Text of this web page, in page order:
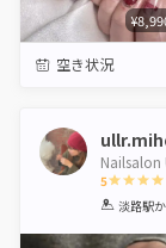
空き状況
Nailsalon
5
1 2 3 4
淡路駅